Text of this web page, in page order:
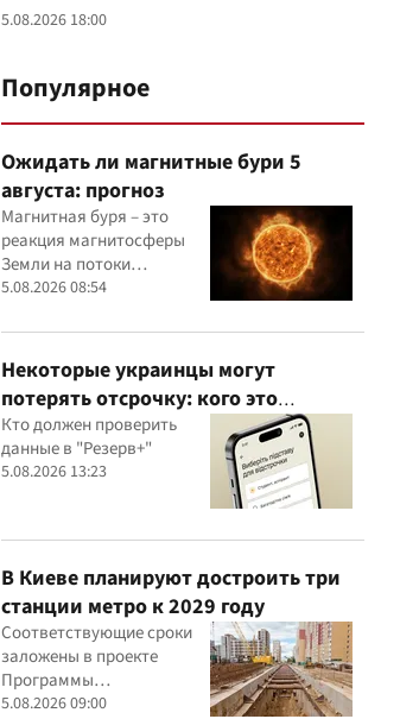
5.08.2026 18:00
Популярное
Ожидать ли магнитные бури 5
августа: прогноз
Магнитная буря – это
реакция магнитосферы
Земли на потоки
заряженных частиц,
5.08.2026 08:54
Некоторые украинцы могут
потерять отсрочку: кого это
касается
Кто должен проверить
данные в "Резерв+"
5.08.2026 13:23
В Киеве планируют достроить три
станции метро к 2029 году
Соответствующие сроки
заложены в проекте
Программы
экономического и
5.08.2026 09:00